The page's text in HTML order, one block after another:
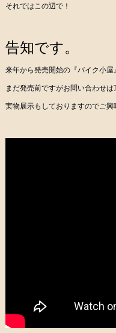
それではこの辺で！
告知です。
来年から発売開始の『バイク小
まだ発売前ですがお問い合わせは
実物展示もしておりますのでご興